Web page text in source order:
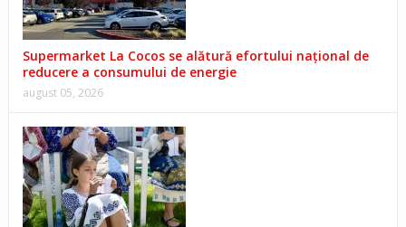
Supermarket La Cocos se alătură efortului național de
reducere a consumului de energie
august 05, 2026